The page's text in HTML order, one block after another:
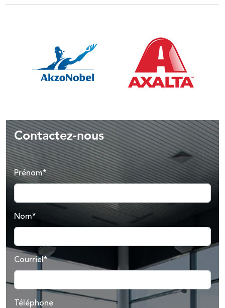
Contactez-nous
Prénom*
Nom*
Courriel*
Téléphone